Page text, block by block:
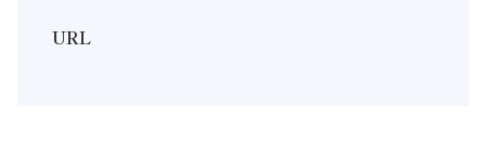
URL